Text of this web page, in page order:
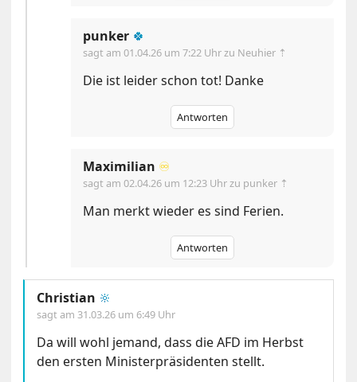
punker 🍀
sagt am01.04.26 um 7:22 Uhrzu Neuhier ⇡
Die ist leider schon tot! Danke
Antworten
Maximilian ♾️
sagt am02.04.26 um 12:23 Uhrzu punker ⇡
Man merkt wieder es sind Ferien.
Antworten
Christian 🔆
sagt am 31.03.26 um 6:49 Uhr
Da will wohl jemand, dass die AFD im Herbst
den ersten Ministerpräsidenten stellt.